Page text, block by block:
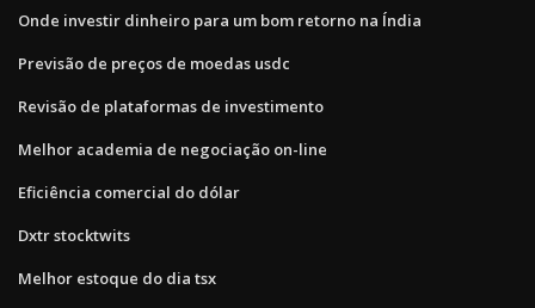
Onde investir dinheiro para um bom retorno na Índia
Previsão de preços de moedas usdc
Revisão de plataformas de investimento
Melhor academia de negociação on-line
Eficiência comercial do dólar
Dxtr stocktwits
Melhor estoque do dia tsx